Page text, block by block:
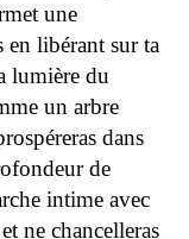
une
en libérant sur ta
lumière du
un arbre
dans
de
intime avec
ne chancelleras